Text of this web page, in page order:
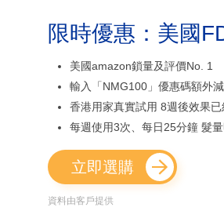
限時優惠：美國
美國amazon鎖量及評價No. 1
輸入「NMG100」優惠碼額外
香港用家真實試用 8週後效果
每週使用3次、每日25分鐘 髮
立即選購
資料由客戶提供